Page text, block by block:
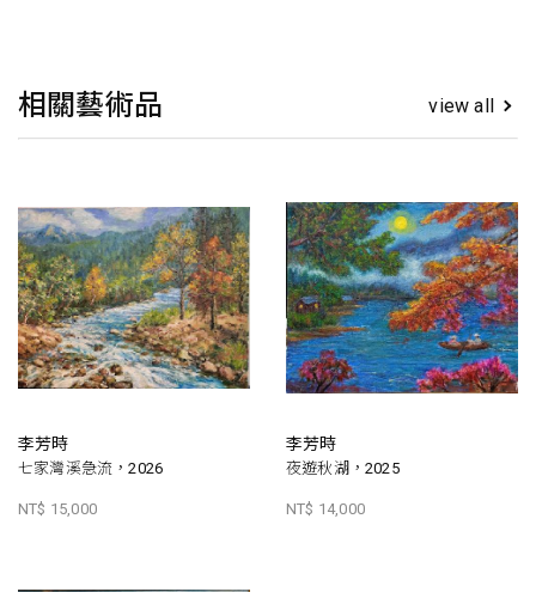
相關藝術品 view all
李芳時
七家灣溪急流，2026
NT$ 15,000
李芳時
夜遊秋湖，2025
NT$ 14,000